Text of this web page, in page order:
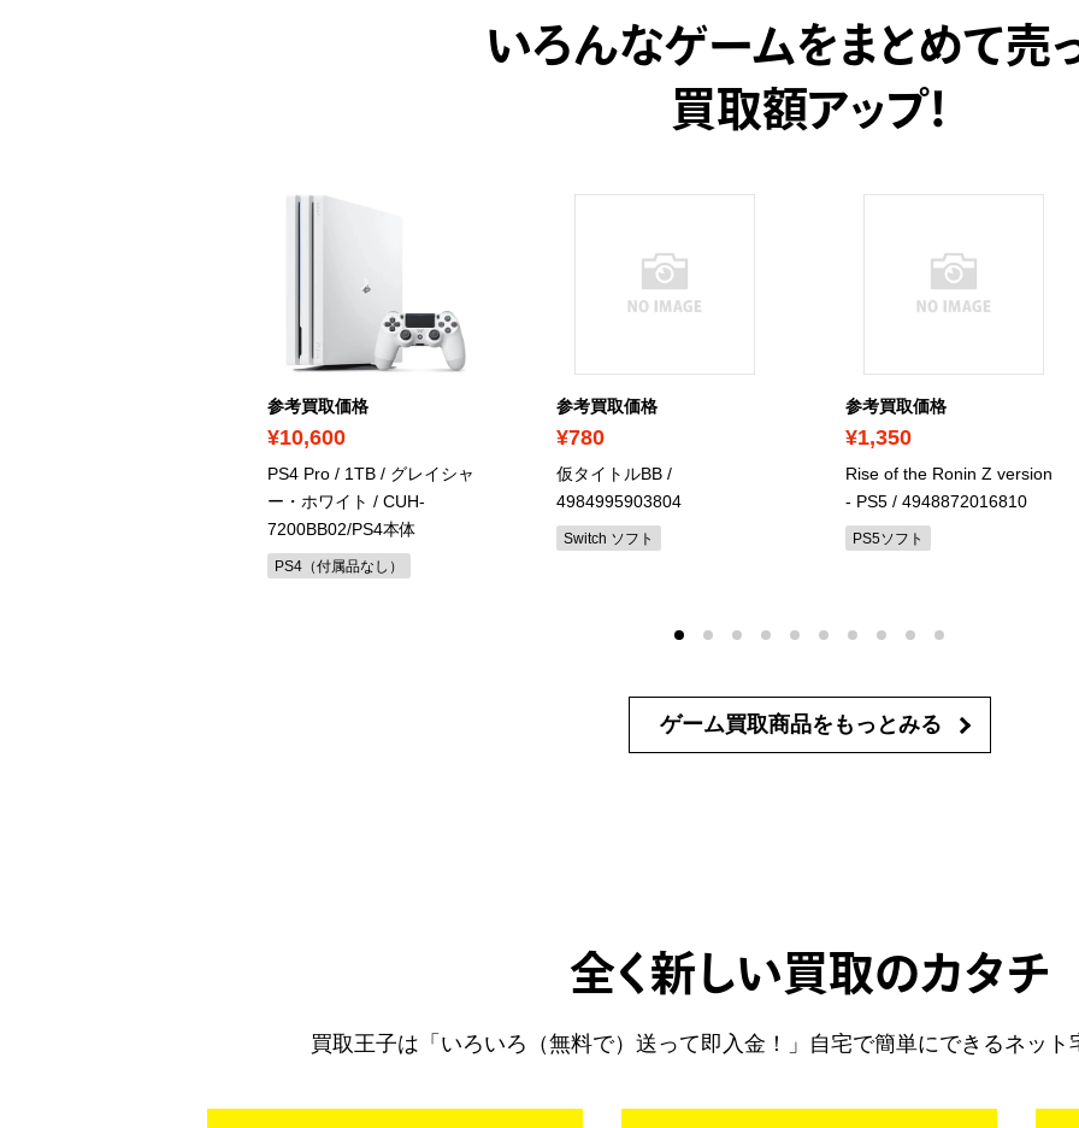
いろんなゲームをまとめて売
買取額アップ！
参考買取価格
¥10,600
PS4 Pro / 1TB / グレイシャ
ー・ホワイト / CUH-
7200BB02/PS4本体
PS4（付属品なし）
参考買取価格
¥780
仮タイトルBB /
4984995903804
Switch ソフト
参考買取価格
¥1,350
Rise of the Ronin Z version
- PS5 / 4948872016810
PS5ソフト
ゲーム買取商品を もっとみる
全く新しい買取のカタチ
買取王子は「いろいろ（無料で）送って即入金！」自宅で簡単にできるネッ